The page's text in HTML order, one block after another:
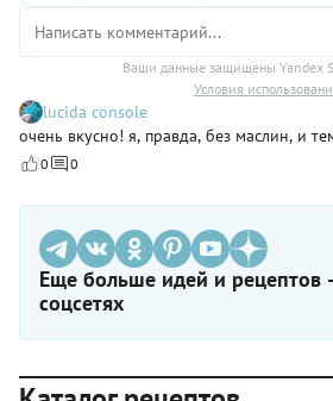
Ваши данные защищены Yandex
Условия
lucida console
очень вкусно! я, правда, без маслин, и
0 0
Еще больше идей и рецептов
соцсетях